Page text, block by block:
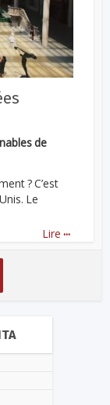
de
? C’est
Le
Lire ...